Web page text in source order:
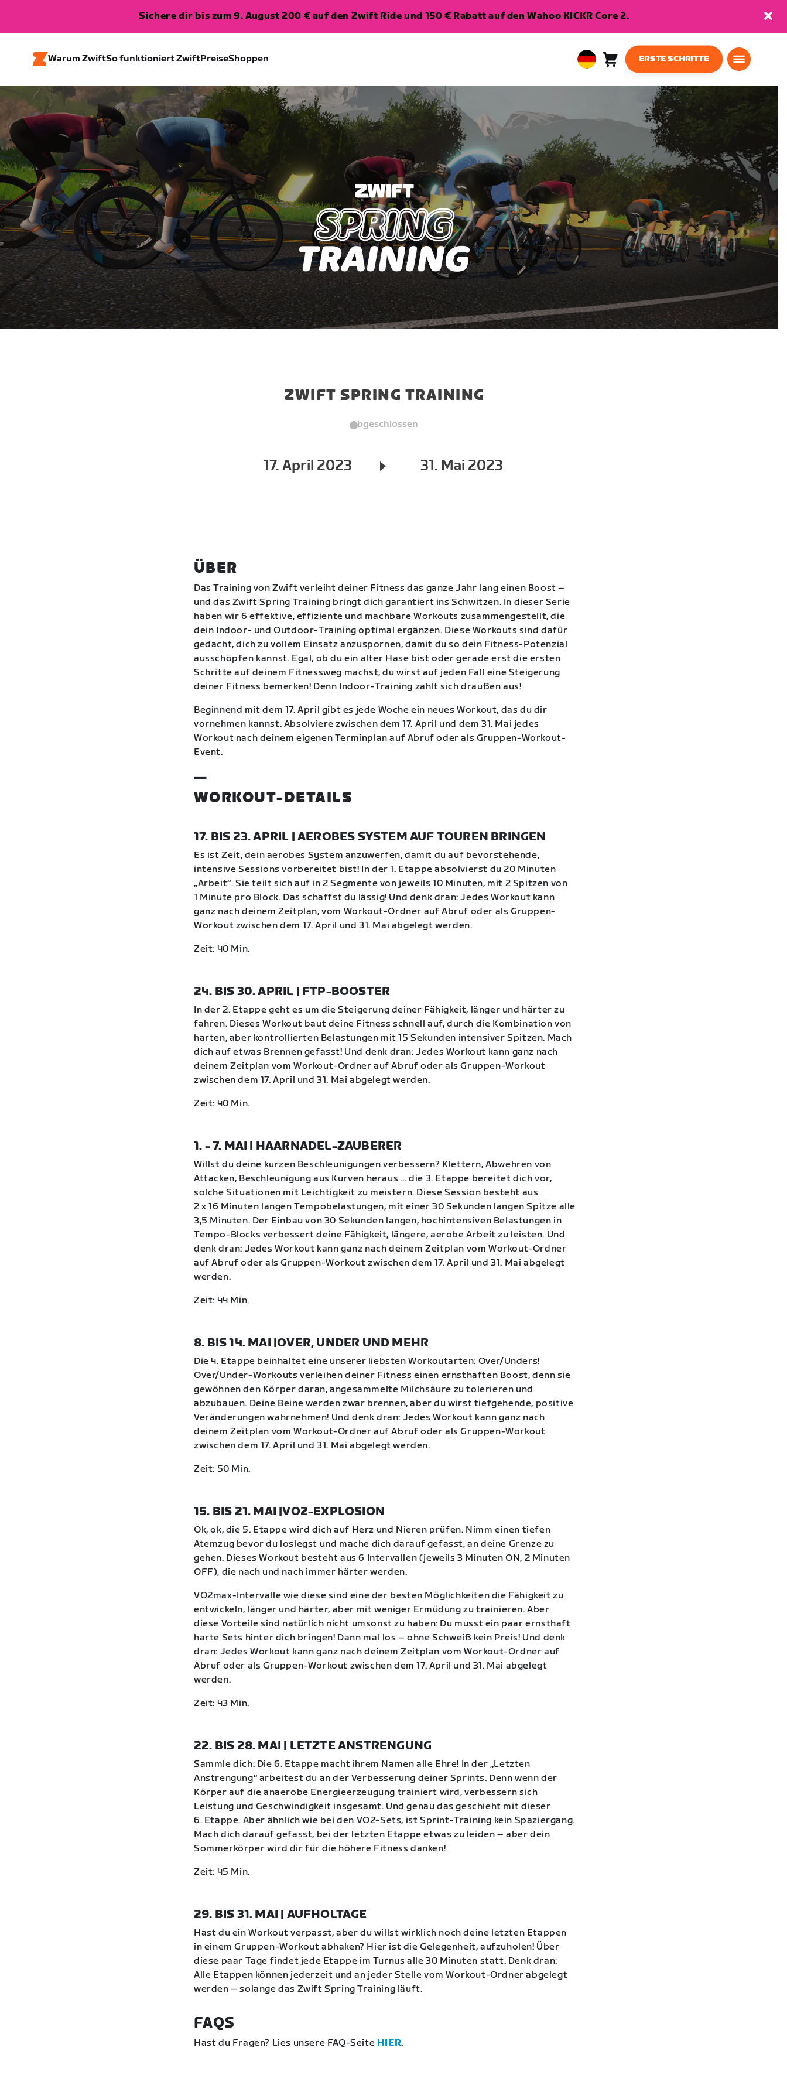
Sichere dir bis zum 9. August 200 € auf den Zwift Ride und 150 € Rabatt auf den Wahoo KICKR Core 2.
Warum ZwiftSo funktioniert ZwiftPreiseShoppen
EuropeanWarenkorb0
ERSTE SCHRITTE
ZWIFT SPRING TRAINING
Abgeschlossen
17. April 2023 31. Mai 2023
ÜBER
Das Training von Zwift verleiht deiner Fitness das ganze Jahr lang einen Boost –
und das Zwift Spring Training bringt dich garantiert ins Schwitzen. In dieser Serie
haben wir 6 effektive, effiziente und machbare Workouts zusammengestellt, die
dein Indoor- und Outdoor-Training optimal ergänzen. Diese Workouts sind dafür
gedacht, dich zu vollem Einsatz anzuspornen, damit du so dein Fitness-Potenzial
ausschöpfen kannst. Egal, ob du ein alter Hase bist oder gerade erst die ersten
Schritte auf deinem Fitnessweg machst, du wirst auf jeden Fall eine Steigerung
deiner Fitness bemerken! Denn Indoor-Training zahlt sich draußen aus!
Beginnend mit dem 17. April gibt es jede Woche ein neues Workout, das du dir
vornehmen kannst. Absolviere zwischen dem 17. April und dem 31. Mai jedes
Workout nach deinem eigenen Terminplan auf Abruf oder als Gruppen-Workout-
Event.
—
WORKOUT-DETAILS
17. BIS 23. APRIL | AEROBES SYSTEM AUF TOUREN BRINGEN
Es ist Zeit, dein aerobes System anzuwerfen, damit du auf bevorstehende,
intensive Sessions vorbereitet bist! In der 1. Etappe absolvierst du 20 Minuten
„Arbeit“. Sie teilt sich auf in 2 Segmente von jeweils 10 Minuten, mit 2 Spitzen von
1 Minute pro Block. Das schaffst du lässig! Und denk dran: Jedes Workout kann
ganz nach deinem Zeitplan, vom Workout-Ordner auf Abruf oder als Gruppen-
Workout zwischen dem 17. April und 31. Mai abgelegt werden.
Zeit: 40 Min.
24. BIS 30. APRIL | FTP-BOOSTER
In der 2. Etappe geht es um die Steigerung deiner Fähigkeit, länger und härter zu
fahren. Dieses Workout baut deine Fitness schnell auf, durch die Kombination von
harten, aber kontrollierten Belastungen mit 15 Sekunden intensiver Spitzen. Mach
dich auf etwas Brennen gefasst! Und denk dran: Jedes Workout kann ganz nach
deinem Zeitplan vom Workout-Ordner auf Abruf oder als Gruppen-Workout
zwischen dem 17. April und 31. Mai abgelegt werden.
Zeit: 40 Min.
1. - 7. MAI | HAARNADEL-ZAUBERER
Willst du deine kurzen Beschleunigungen verbessern? Klettern, Abwehren von
Attacken, Beschleunigung aus Kurven heraus ... die 3. Etappe bereitet dich vor,
solche Situationen mit Leichtigkeit zu meistern. Diese Session besteht aus
2 x 16 Minuten langen Tempobelastungen, mit einer 30 Sekunden langen Spitze alle
3,5 Minuten. Der Einbau von 30 Sekunden langen, hochintensiven Belastungen in
Tempo-Blocks verbessert deine Fähigkeit, längere, aerobe Arbeit zu leisten. Und
denk dran: Jedes Workout kann ganz nach deinem Zeitplan vom Workout-Ordner
auf Abruf oder als Gruppen-Workout zwischen dem 17. April und 31. Mai abgelegt
werden.
Zeit: 44 Min.
8. BIS 14. MAI |OVER, UNDER UND MEHR
Die 4. Etappe beinhaltet eine unserer liebsten Workoutarten: Over/Unders!
Over/Under-Workouts verleihen deiner Fitness einen ernsthaften Boost, denn sie
gewöhnen den Körper daran, angesammelte Milchsäure zu tolerieren und
abzubauen. Deine Beine werden zwar brennen, aber du wirst tiefgehende, positive
Veränderungen wahrnehmen! Und denk dran: Jedes Workout kann ganz nach
deinem Zeitplan vom Workout-Ordner auf Abruf oder als Gruppen-Workout
zwischen dem 17. April und 31. Mai abgelegt werden.
Zeit: 50 Min.
15. BIS 21. MAI |VO2-EXPLOSION
Ok, ok, die 5. Etappe wird dich auf Herz und Nieren prüfen. Nimm einen tiefen
Atemzug bevor du loslegst und mache dich darauf gefasst, an deine Grenze zu
gehen. Dieses Workout besteht aus 6 Intervallen (jeweils 3 Minuten ON, 2 Minuten
OFF), die nach und nach immer härter werden.
VO2max-Intervalle wie diese sind eine der besten Möglichkeiten die Fähigkeit zu
entwickeln, länger und härter, aber mit weniger Ermüdung zu trainieren. Aber
diese Vorteile sind natürlich nicht umsonst zu haben: Du musst ein paar ernsthaft
harte Sets hinter dich bringen! Dann mal los – ohne Schweiß kein Preis! Und denk
dran: Jedes Workout kann ganz nach deinem Zeitplan vom Workout-Ordner auf
Abruf oder als Gruppen-Workout zwischen dem 17. April und 31. Mai abgelegt
werden.
Zeit: 43 Min.
22. BIS 28. MAI | LETZTE ANSTRENGUNG
Sammle dich: Die 6. Etappe macht ihrem Namen alle Ehre! In der „Letzten
Anstrengung“ arbeitest du an der Verbesserung deiner Sprints. Denn wenn der
Körper auf die anaerobe Energieerzeugung trainiert wird, verbessern sich
Leistung und Geschwindigkeit insgesamt. Und genau das geschieht mit dieser
6. Etappe. Aber ähnlich wie bei den VO2-Sets, ist Sprint-Training kein Spaziergang.
Mach dich darauf gefasst, bei der letzten Etappe etwas zu leiden – aber dein
Sommerkörper wird dir für die höhere Fitness danken!
Zeit: 45 Min.
29. BIS 31. MAI | AUFHOLTAGE
Hast du ein Workout verpasst, aber du willst wirklich noch deine letzten Etappen
in einem Gruppen-Workout abhaken? Hier ist die Gelegenheit, aufzuholen! Über
diese paar Tage findet jede Etappe im Turnus alle 30 Minuten statt. Denk dran:
Alle Etappen können jederzeit und an jeder Stelle vom Workout-Ordner abgelegt
werden – solange das Zwift Spring Training läuft.
FAQS
Hast du Fragen? Lies unsere FAQ-Seite HIER.